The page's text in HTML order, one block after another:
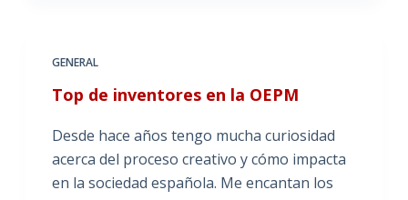
GENERAL
Top de inventores en la OEPM
Desde hace años tengo mucha curiosidad
acerca del proceso creativo y cómo impacta
en la sociedad española. Me encantan los